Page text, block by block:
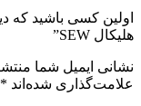
اولین کسی باشید که
هلیکال SEW”
نشانی ایمیل شما
علامت‌گذاری شده‌اند *